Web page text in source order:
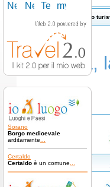
Sorano
Borgo medioevale
arditamente
Certaldo
Certaldo è un comune
Come funziona io
io turista,
paesi